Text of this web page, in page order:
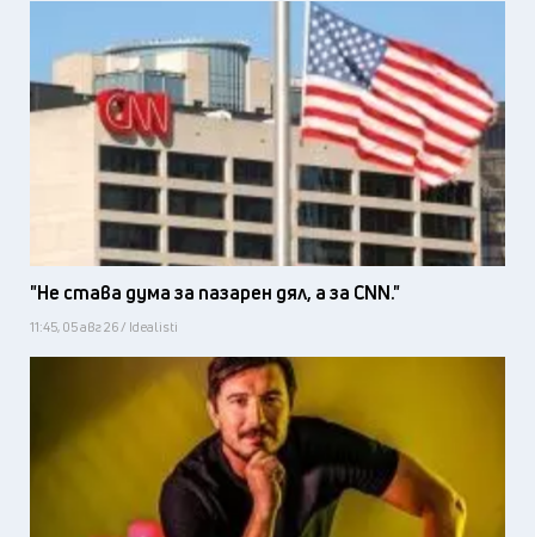
"Не става дума за пазарен дял, а за CNN."
11:45, 05 авг 26 / Idealisti